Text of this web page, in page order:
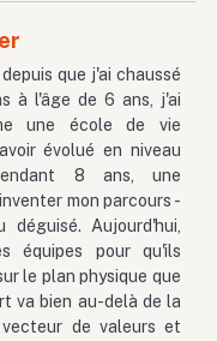
que j'ai chaussé
à l'âge de 6 ans, j'ai
une école de vie
évolué en niveau
8 ans, une
mon parcours -
Aujourd'hui,
équipes pour qu'ils
le plan physique que
va bien au-delà de la
de valeurs et